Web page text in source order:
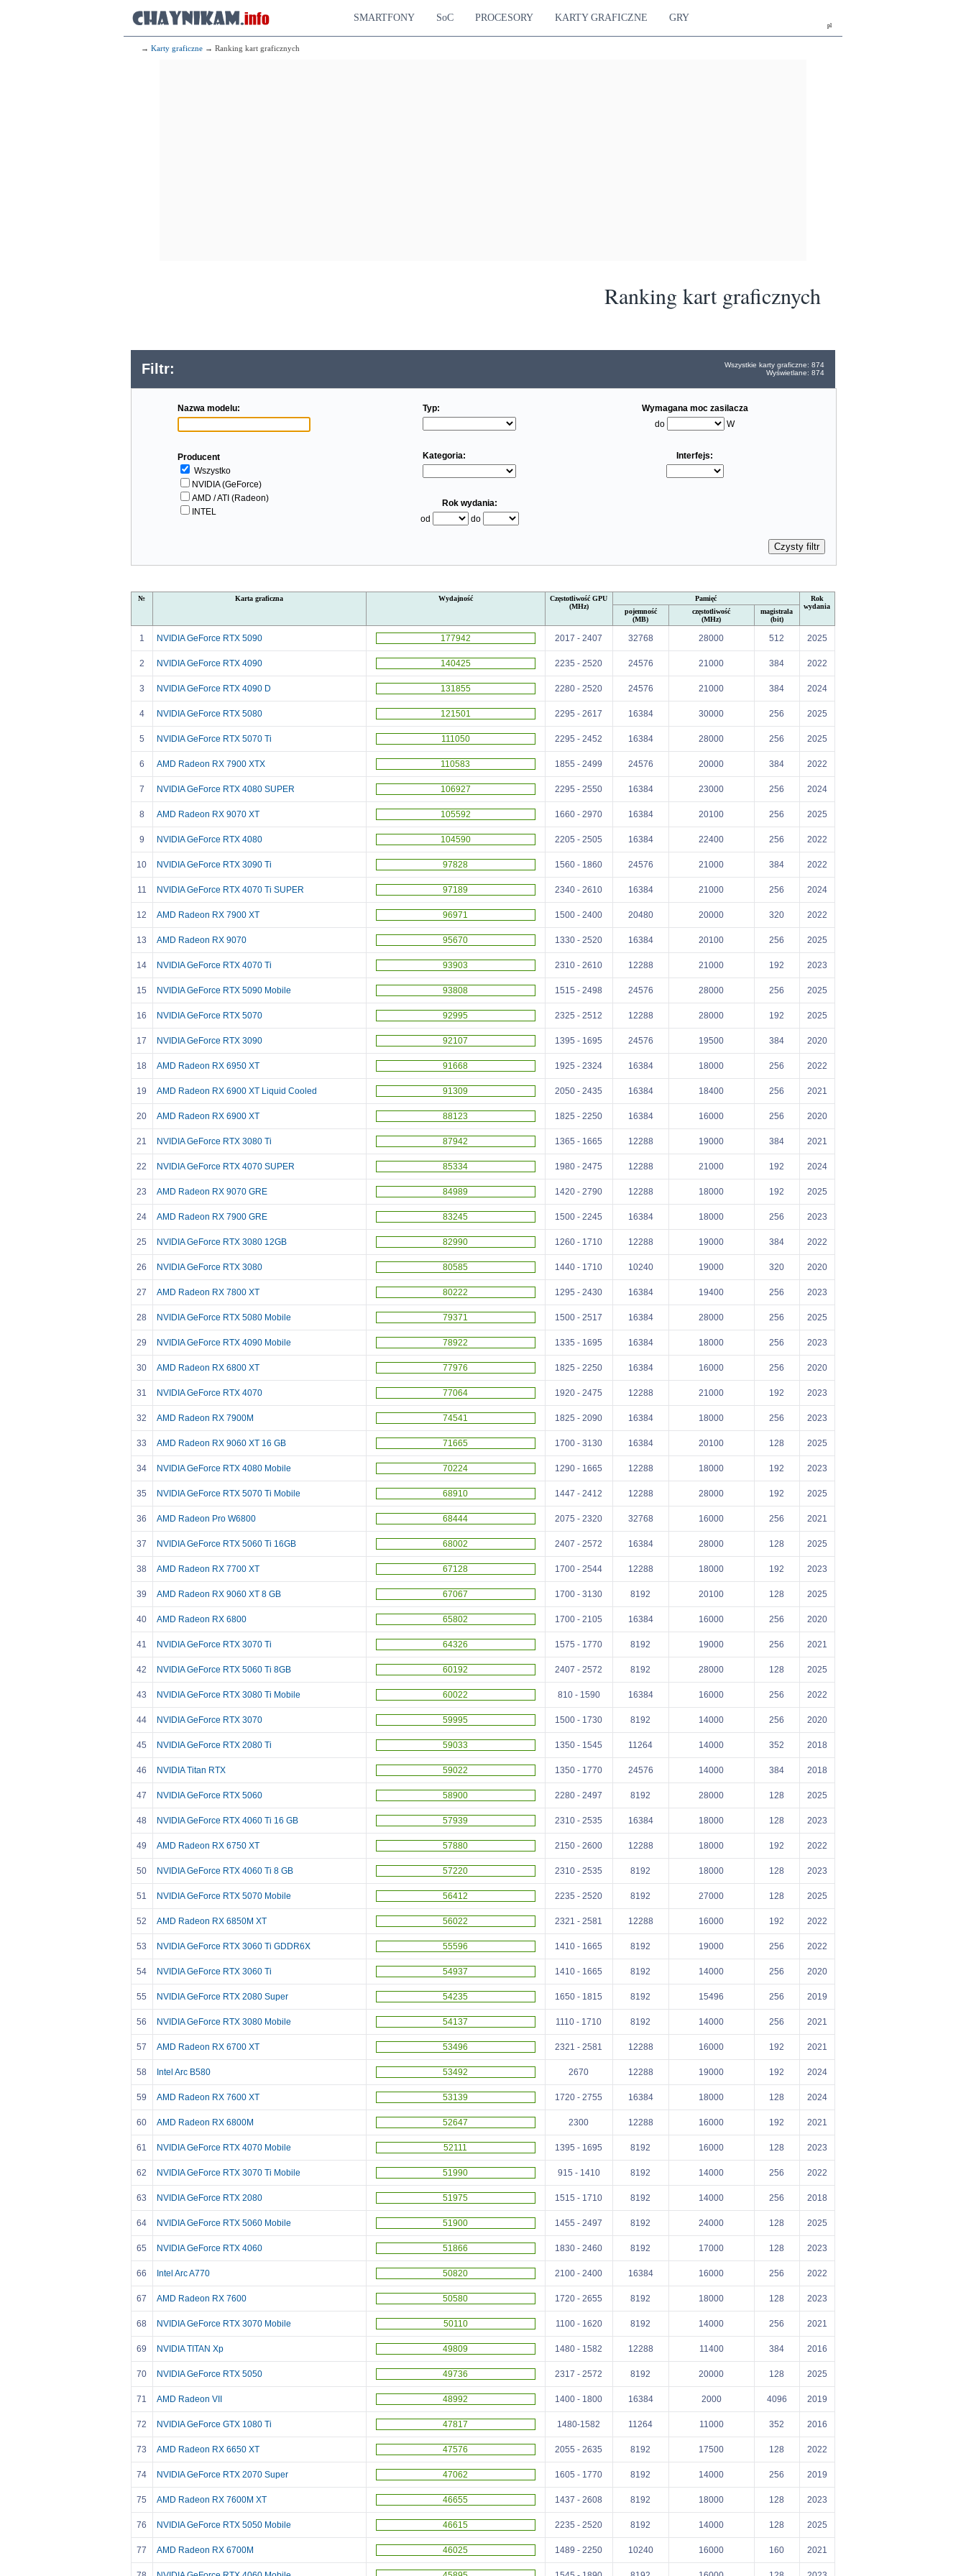
pl
SMARTFONY SoC PROCESORY KARTY GRAFICZNE GRY
→ Karty graficzne → Ranking kart graficznych
Ranking kart graficznych
Filtr:
Wszystkie karty graficzne: 874
Wyświetlane: 874
Nazwa modelu:
Producent
Wszystko
NVIDIA (GeForce)
AMD / ATI (Radeon)
INTEL
Typ:
Kategoria:
Rok wydania:
od
do
Wymagana moc zasilacza
do
W
Interfejs:
№ Karta graficzna Wydajność
Częstotliwość GPU
(MHz)
Pamięć
Rok
wydania
pojemność
(MB)
częstotliwość
(MHz)
magistrala
(bit)
1 NVIDIA GeForce RTX 5090 177942 2017 - 2407 32768 28000 512 2025
2 NVIDIA GeForce RTX 4090 140425 2235 - 2520 24576 21000 384 2022
3 NVIDIA GeForce RTX 4090 D 131855 2280 - 2520 24576 21000 384 2024
4 NVIDIA GeForce RTX 5080 121501 2295 - 2617 16384 30000 256 2025
5 NVIDIA GeForce RTX 5070 Ti 111050 2295 - 2452 16384 28000 256 2025
6 AMD Radeon RX 7900 XTX 110583 1855 - 2499 24576 20000 384 2022
7 NVIDIA GeForce RTX 4080 SUPER 106927 2295 - 2550 16384 23000 256 2024
8 AMD Radeon RX 9070 XT 105592 1660 - 2970 16384 20100 256 2025
9 NVIDIA GeForce RTX 4080 104590 2205 - 2505 16384 22400 256 2022
10 NVIDIA GeForce RTX 3090 Ti 97828 1560 - 1860 24576 21000 384 2022
11 NVIDIA GeForce RTX 4070 Ti SUPER 97189 2340 - 2610 16384 21000 256 2024
12 AMD Radeon RX 7900 XT 96971 1500 - 2400 20480 20000 320 2022
13 AMD Radeon RX 9070 95670 1330 - 2520 16384 20100 256 2025
14 NVIDIA GeForce RTX 4070 Ti 93903 2310 - 2610 12288 21000 192 2023
15 NVIDIA GeForce RTX 5090 Mobile 93808 1515 - 2498 24576 28000 256 2025
16 NVIDIA GeForce RTX 5070 92995 2325 - 2512 12288 28000 192 2025
17 NVIDIA GeForce RTX 3090 92107 1395 - 1695 24576 19500 384 2020
18 AMD Radeon RX 6950 XT 91668 1925 - 2324 16384 18000 256 2022
19 AMD Radeon RX 6900 XT Liquid Cooled 91309 2050 - 2435 16384 18400 256 2021
20 AMD Radeon RX 6900 XT 88123 1825 - 2250 16384 16000 256 2020
21 NVIDIA GeForce RTX 3080 Ti 87942 1365 - 1665 12288 19000 384 2021
22 NVIDIA GeForce RTX 4070 SUPER 85334 1980 - 2475 12288 21000 192 2024
23 AMD Radeon RX 9070 GRE 84989 1420 - 2790 12288 18000 192 2025
24 AMD Radeon RX 7900 GRE 83245 1500 - 2245 16384 18000 256 2023
25 NVIDIA GeForce RTX 3080 12GB 82990 1260 - 1710 12288 19000 384 2022
26 NVIDIA GeForce RTX 3080 80585 1440 - 1710 10240 19000 320 2020
27 AMD Radeon RX 7800 XT 80222 1295 - 2430 16384 19400 256 2023
28 NVIDIA GeForce RTX 5080 Mobile 79371 1500 - 2517 16384 28000 256 2025
29 NVIDIA GeForce RTX 4090 Mobile 78922 1335 - 1695 16384 18000 256 2023
30 AMD Radeon RX 6800 XT 77976 1825 - 2250 16384 16000 256 2020
31 NVIDIA GeForce RTX 4070 77064 1920 - 2475 12288 21000 192 2023
32 AMD Radeon RX 7900M 74541 1825 - 2090 16384 18000 256 2023
33 AMD Radeon RX 9060 XT 16 GB 71665 1700 - 3130 16384 20100 128 2025
34 NVIDIA GeForce RTX 4080 Mobile 70224 1290 - 1665 12288 18000 192 2023
35 NVIDIA GeForce RTX 5070 Ti Mobile 68910 1447 - 2412 12288 28000 192 2025
36 AMD Radeon Pro W6800 68444 2075 - 2320 32768 16000 256 2021
37 NVIDIA GeForce RTX 5060 Ti 16GB 68002 2407 - 2572 16384 28000 128 2025
38 AMD Radeon RX 7700 XT 67128 1700 - 2544 12288 18000 192 2023
39 AMD Radeon RX 9060 XT 8 GB 67067 1700 - 3130 8192 20100 128 2025
40 AMD Radeon RX 6800 65802 1700 - 2105 16384 16000 256 2020
41 NVIDIA GeForce RTX 3070 Ti 64326 1575 - 1770 8192 19000 256 2021
42 NVIDIA GeForce RTX 5060 Ti 8GB 60192 2407 - 2572 8192 28000 128 2025
43 NVIDIA GeForce RTX 3080 Ti Mobile 60022 810 - 1590 16384 16000 256 2022
44 NVIDIA GeForce RTX 3070 59995 1500 - 1730 8192 14000 256 2020
45 NVIDIA GeForce RTX 2080 Ti 59033 1350 - 1545 11264 14000 352 2018
46 NVIDIA Titan RTX 59022 1350 - 1770 24576 14000 384 2018
47 NVIDIA GeForce RTX 5060 58900 2280 - 2497 8192 28000 128 2025
48 NVIDIA GeForce RTX 4060 Ti 16 GB 57939 2310 - 2535 16384 18000 128 2023
49 AMD Radeon RX 6750 XT 57880 2150 - 2600 12288 18000 192 2022
50 NVIDIA GeForce RTX 4060 Ti 8 GB 57220 2310 - 2535 8192 18000 128 2023
51 NVIDIA GeForce RTX 5070 Mobile 56412 2235 - 2520 8192 27000 128 2025
52 AMD Radeon RX 6850M XT 56022 2321 - 2581 12288 16000 192 2022
53 NVIDIA GeForce RTX 3060 Ti GDDR6X 55596 1410 - 1665 8192 19000 256 2022
54 NVIDIA GeForce RTX 3060 Ti 54937 1410 - 1665 8192 14000 256 2020
55 NVIDIA GeForce RTX 2080 Super 54235 1650 - 1815 8192 15496 256 2019
56 NVIDIA GeForce RTX 3080 Mobile 54137 1110 - 1710 8192 14000 256 2021
57 AMD Radeon RX 6700 XT 53496 2321 - 2581 12288 16000 192 2021
58 Intel Arc B580 53492 2670 12288 19000 192 2024
59 AMD Radeon RX 7600 XT 53139 1720 - 2755 16384 18000 128 2024
60 AMD Radeon RX 6800M 52647 2300 12288 16000 192 2021
61 NVIDIA GeForce RTX 4070 Mobile 52111 1395 - 1695 8192 16000 128 2023
62 NVIDIA GeForce RTX 3070 Ti Mobile 51990 915 - 1410 8192 14000 256 2022
63 NVIDIA GeForce RTX 2080 51975 1515 - 1710 8192 14000 256 2018
64 NVIDIA GeForce RTX 5060 Mobile 51900 1455 - 2497 8192 24000 128 2025
65 NVIDIA GeForce RTX 4060 51866 1830 - 2460 8192 17000 128 2023
66 Intel Arc A770 50820 2100 - 2400 16384 16000 256 2022
67 AMD Radeon RX 7600 50580 1720 - 2655 8192 18000 128 2023
68 NVIDIA GeForce RTX 3070 Mobile 50110 1100 - 1620 8192 14000 256 2021
69 NVIDIA TITAN Xp 49809 1480 - 1582 12288 11400 384 2016
70 NVIDIA GeForce RTX 5050 49736 2317 - 2572 8192 20000 128 2025
71 AMD Radeon VII 48992 1400 - 1800 16384 2000 4096 2019
72 NVIDIA GeForce GTX 1080 Ti 47817 1480-1582 11264 11000 352 2016
73 AMD Radeon RX 6650 XT 47576 2055 - 2635 8192 17500 128 2022
74 NVIDIA GeForce RTX 2070 Super 47062 1605 - 1770 8192 14000 256 2019
75 AMD Radeon RX 7600M XT 46655 1437 - 2608 8192 18000 128 2023
76 NVIDIA GeForce RTX 5050 Mobile 46615 2235 - 2520 8192 14000 128 2025
77 AMD Radeon RX 6700M 46025 1489 - 2250 10240 16000 160 2021